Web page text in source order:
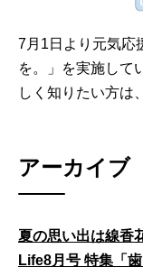
7月1日より元気応
を。」を実施して
しく知りたい方は
アーカイブ
夏の思い出は線香
Life8月号 特集「歯